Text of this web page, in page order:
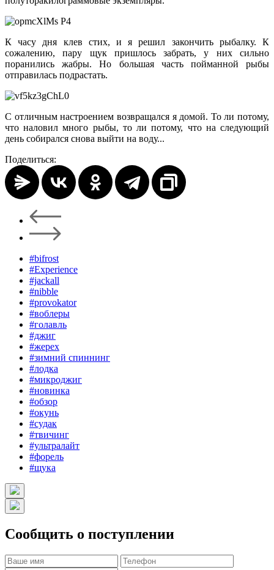
К часу дня клев стих, и я решил закончить рыбалку. К
сожалению, пару щук пришлось забрать, у них сильно
поранились жабры. Но большая часть пойманной рыбы
отправилась подрастать.
С отличным настроением возвращался я домой. То ли потому,
что наловил много рыбы, то ли потому, что на следующий
день собирался снова выйти на воду...
Поделиться:
#bifrost
#Experience
#jackall
#nibble
#provokator
#воблеры
#голавль
#джиг
#жерех
#зимний спиннинг
#лодка
#микроджиг
#новинка
#обзор
#окунь
#судак
#твичинг
#ультралайт
#форель
#щука
Сообщить о поступлении